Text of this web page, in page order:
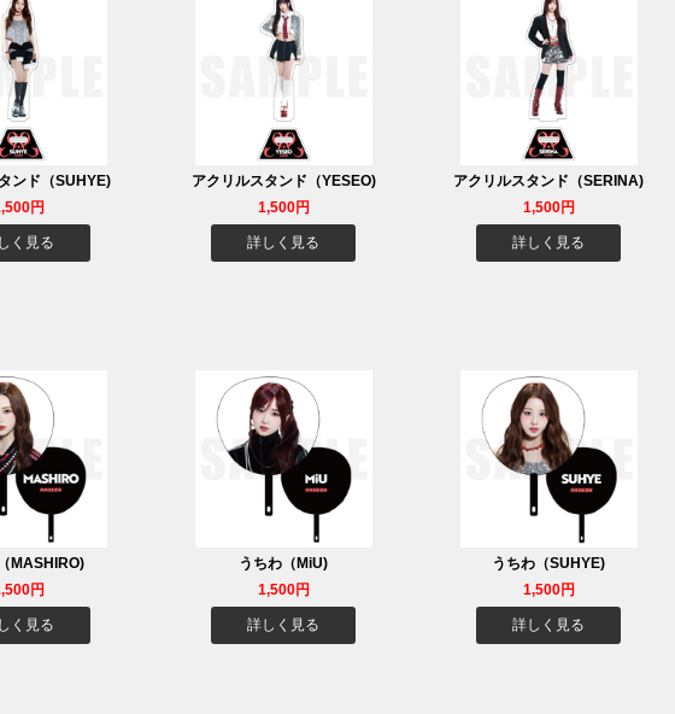
ンド（SUHYE)
円
く見る
アクリルスタンド（YESEO)
1,500円
詳しく見る
アクリルスタンド（SERINA)
1,500円
詳しく見る
MASHIRO)
円
く見る
うちわ（MiU)
1,500円
詳しく見る
うちわ（SUHYE)
1,500円
詳しく見る